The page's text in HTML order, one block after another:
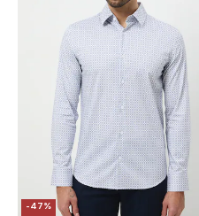
-47%